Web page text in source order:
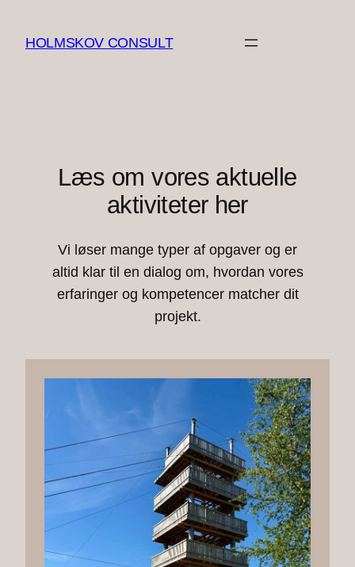
HOLMSKOV CONSULT
Læs om vores aktuelle
aktiviteter her
Vi løser mange typer af opgaver og er
altid klar til en dialog om, hvordan vores
erfaringer og kompetencer matcher dit
projekt.